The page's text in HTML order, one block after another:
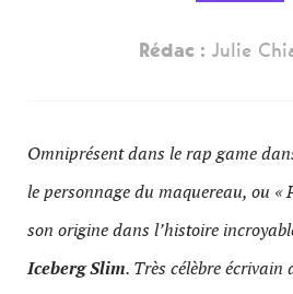
Rédac : Julie
Omniprésent dans le rap game
le personnage du maquereau, ou «
son origine dans l’histoire
Iceberg Slim. Très célèbre